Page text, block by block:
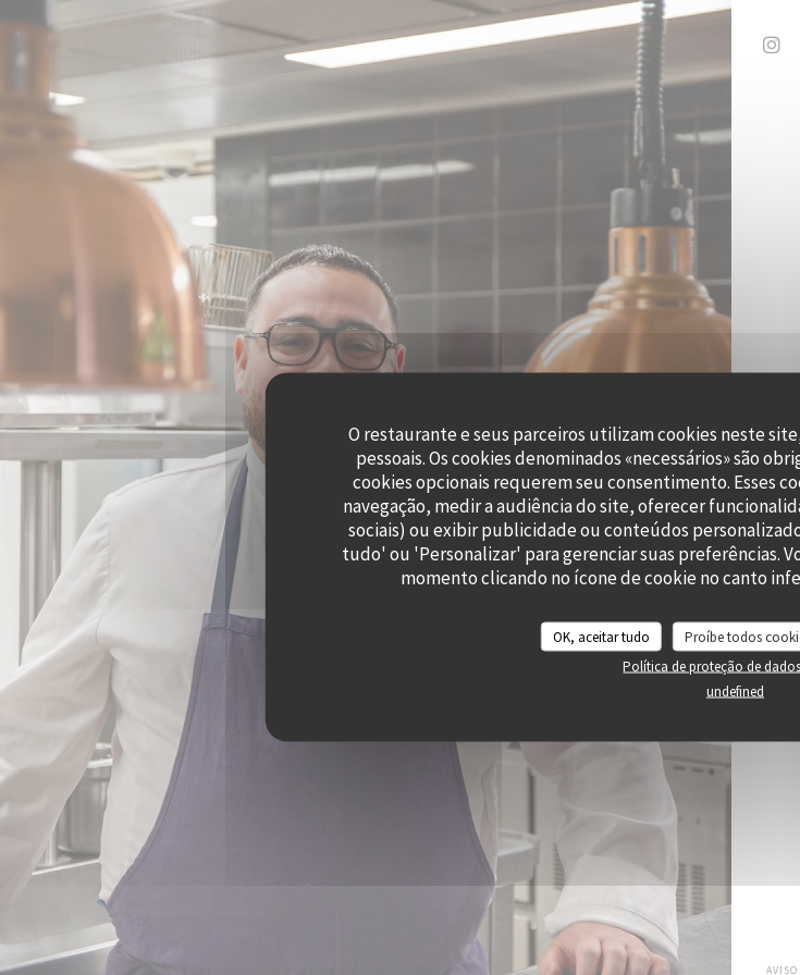
Painel de Gerenciamento de Cookies
O restaurante e seus parceiros utilizam cookies neste
pessoais. Os cookies denominados «necessários» são
cookies opcionais requerem seu consentimento. Esses
navegação, medir a audiência do site, oferecer
sociais) ou exibir publicidade ou conteúdos
tudo' ou 'Personalizar' para gerenciar suas preferências.
momento clicando no ícone de cookie no canto
OK, aceitar tudo Proíbe todos
Política de proteção de
undefined